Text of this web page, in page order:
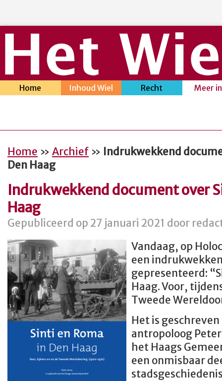
Home Inhoud Wiel Recht Meer
Home » Archief » Indrukwekkend
Den Haag
Indrukwekkend document over
Haag
Gepubliceerd op 27 januari 2021 door
Vandaag, op
een
gepresenteerd:
Haag. Voor,
Tweede
Het is
antropoloog
het Haags
een onmisbaar